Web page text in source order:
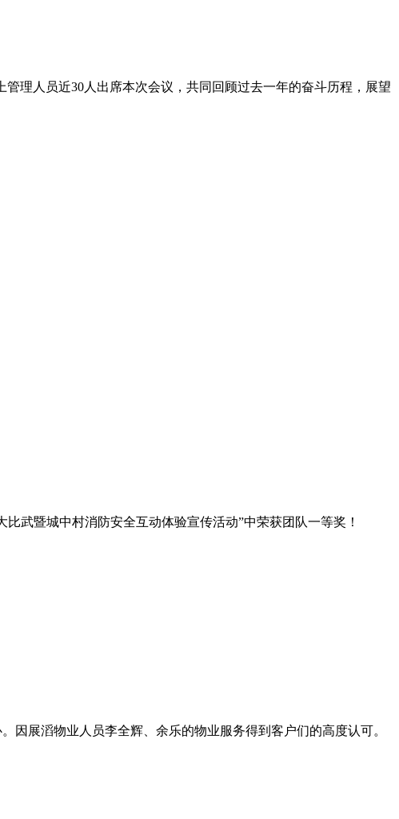
理人员近30人出席本次会议，共同回顾过去一年的奋斗历程，展望
武暨城中村消防安全互动体验宣传活动”中荣获团队一等奖！
因展滔物业人员李全辉、余乐的物业服务得到客户们的高度认可。